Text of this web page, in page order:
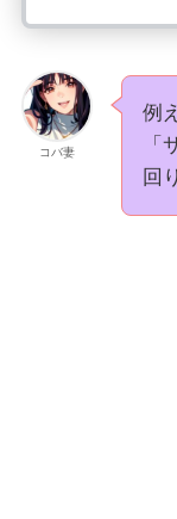
コバ妻
例
「
回